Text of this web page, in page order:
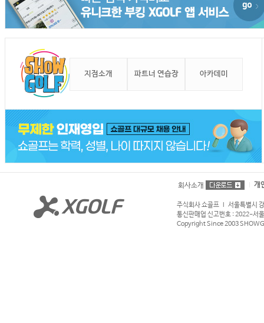
지점소개 파트너 연습장 아카데미
회사소개 개
주식회사 쇼골프 l 서울특별시
통신판매업 신고번호 : 2022-
Copyright Since 2003